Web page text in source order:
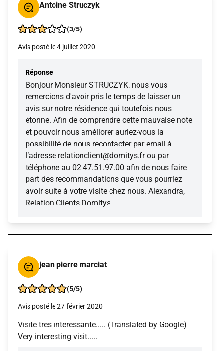
Antoine Struczyk
(3/5)
Avis posté le 4 juillet 2020
Réponse
Bonjour Monsieur STRUCZYK, nous vous
remercions d'avoir pris le temps de laisser un
avis sur notre résidence qui toutefois nous
étonne. Afin de comprendre cette mauvaise note
et pouvoir nous améliorer auriez-vous la
possibilité de nous recontacter par email à
l’adresse relationclient@domitys.fr ou par
téléphone au 02.47.51.97.00 afin de nous faire
part des recommandations que vous pourriez
avoir suite à votre visite chez nous. Alexandra,
Relation Clients Domitys
jean pierre marciat
(5/5)
Avis posté le 27 février 2020
Visite très intéressante..... (Translated by Google)
Very interesting visit.....